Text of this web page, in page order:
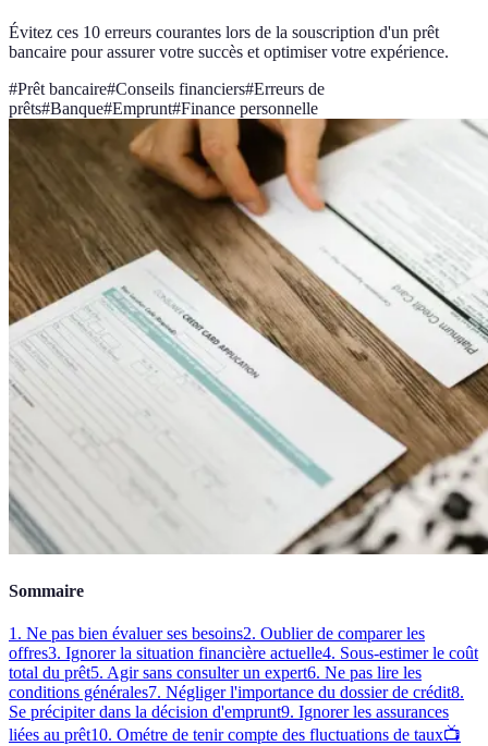
Évitez ces 10 erreurs courantes lors de la souscription d'un prêt
bancaire pour assurer votre succès et optimiser votre expérience.
#Prêt bancaire#Conseils financiers#Erreurs de
prêts#Banque#Emprunt#Finance personnelle
Sommaire
1. Ne pas bien évaluer ses besoins2. Oublier de comparer les
offres3. Ignorer la situation financière actuelle4. Sous-estimer le coût
total du prêt5. Agir sans consulter un expert6. Ne pas lire les
conditions générales7. Négliger l'importance du dossier de crédit8.
Se précipiter dans la décision d'emprunt9. Ignorer les assurances
liées au prêt10. Ométre de tenir compte des fluctuations de taux📺